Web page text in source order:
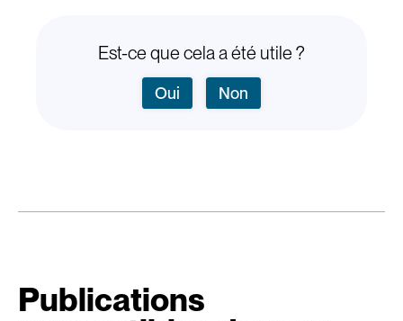
Est-ce que cela a été utile ?
Oui Non
Publications